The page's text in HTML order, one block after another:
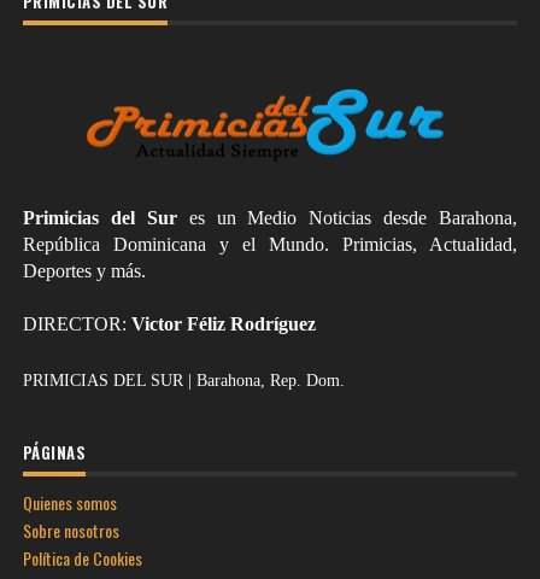
Primicias del Sures un Medio Noticias desde Barahona,
República Dominicana y el Mundo. Primicias, Actualidad,
Deportes y más.
DIRECTOR: Victor Féliz Rodríguez
PRIMICIAS DEL SUR | Barahona, Rep. Dom.
PÁGINAS
Quienes somos
Sobre nosotros
Política de Cookies